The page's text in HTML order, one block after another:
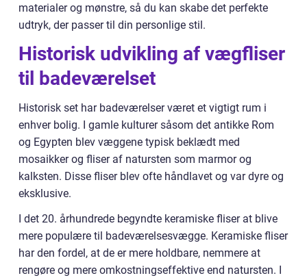
materialer og mønstre, så du kan skabe det perfekte
udtryk, der passer til din personlige stil.
Historisk udvikling af vægfliser
til badeværelset
Historisk set har badeværelser været et vigtigt rum i
enhver bolig. I gamle kulturer såsom det antikke Rom
og Egypten blev væggene typisk beklædt med
mosaikker og fliser af natursten som marmor og
kalksten. Disse fliser blev ofte håndlavet og var dyre og
eksklusive.
I det 20. århundrede begyndte keramiske fliser at blive
mere populære til badeværelsesvægge. Keramiske fliser
har den fordel, at de er mere holdbare, nemmere at
rengøre og mere omkostningseffektive end natursten. I